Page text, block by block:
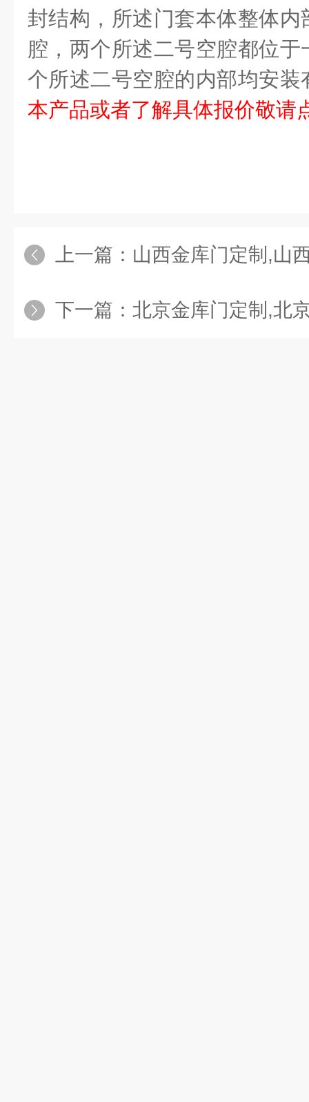
封结构，所述门套本体整体
腔，两个所述二号空腔都位
个所述二号空腔的内部均安装
本产品或者了解具体报价敬
上一篇： 山西金库门定制,山
下一篇： 北京金库门定制,北